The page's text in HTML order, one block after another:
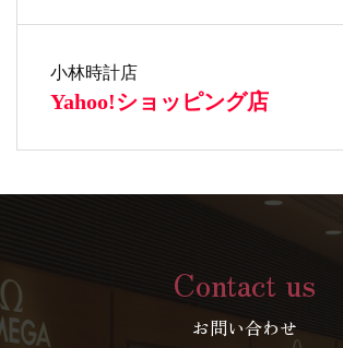
Contact us
お問い合わせ